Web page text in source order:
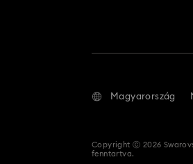
Magyarország
Copyright ⓒ 2026
fenntartva.